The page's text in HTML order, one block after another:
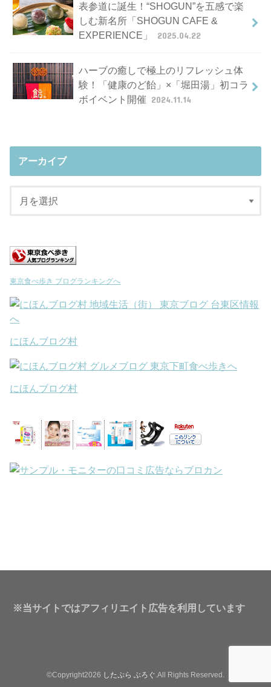
表参道に誕生！“SHOGUN”を五感で楽
しむ新名所「SHOGUN CAFE &
EXPERIENCE」
2025.04.22
ハーブの癒しで極上のリフレッシュ体
験！「健康のど飴」×「堀田湯」初コラ
ボイベント開催 2024.11.14
アーカイブ
東京食べ歩き ブログランキングへ
にほんブログ村
にほんブログ村
※当サイトではアフィリエイト広告を利用しています
©Copyright2026 したぷら ぶろぐ .All Rights Reserved.